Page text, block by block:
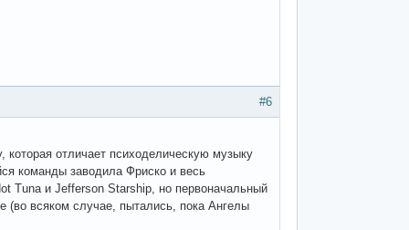
#6
отличает психоделическую музыку
команды заводила Фриско и весь
Tuna и Jefferson Starship, но первоначальный
(во всяком случае, пытались, пока Ангелы